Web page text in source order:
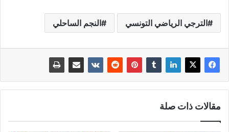
الترجي الرياضي التونسي النجم الساحلي
مقالات ذات صلة